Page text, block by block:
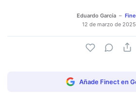
Eduardo García
12 de marzo de 2025
Añade Finect en